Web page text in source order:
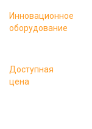
Инновационное
оборудование
Доступная
цена